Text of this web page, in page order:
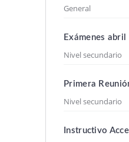
General
Exámenes
Nivel secundario
Primera
Nivel secundario
Instructivo